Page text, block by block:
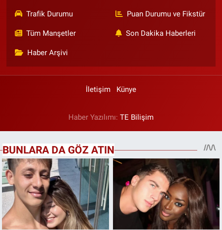
Trafik Durumu Puan Durumu ve Fikstür
Tüm Manşetler Son Dakika Haberleri
Haber Arşivi
İletişim Künye
Haber Yazılımı: TE Bilişim